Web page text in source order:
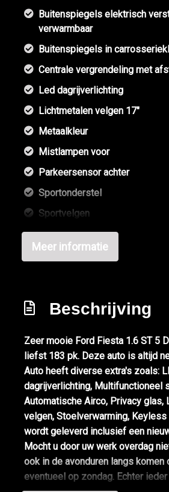
Buitenspiegels elektrisch
verwarmbaar
Buitenspiegels in
Centrale vergrendeling met
Led dagrijverlichting
Lichtmetalen velgen 17"
Metaalkleur
Mistlampen voor
Parkeersensor achter
Sportonderstel
Sportvelgen
Overige
Bluetooth
Elektronische
Hoofd airbag(s) achter
Hoofd airbag(s) voor
Knie airbag(s)
Passagiersairbag
Zij airbag(s) voor
Interieur
Meer informatie
Beschrijving
Zeer mooie Ford Fiesta 1.6 ST 5
liefst 183 pk. Deze auto is altijd
Auto heeft diverse extra's zoals:
dagrijverlichting, Multifunctioneel
Automatische Airco, Privacy glas,
velgen, Stoelverwarming, Keyless
wordt geleverd inclusief een
Mocht u door uw werk overdag
ook in de avonduren langs komen
eventueel op zondag. Echter